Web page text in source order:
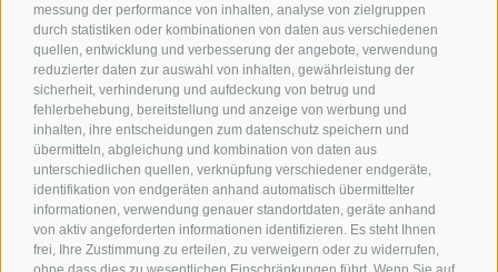
messung der performance von inhalten, analyse von zielgruppen
durch statistiken oder kombinationen von daten aus verschiedenen
quellen, entwicklung und verbesserung der angebote, verwendung
reduzierter daten zur auswahl von inhalten, gewährleistung der
sicherheit, verhinderung und aufdeckung von betrug und
fehlerbehebung, bereitstellung und anzeige von werbung und
inhalten, ihre entscheidungen zum datenschutz speichern und
übermitteln, abgleichung und kombination von daten aus
unterschiedlichen quellen, verknüpfung verschiedener endgeräte,
identifikation von endgeräten anhand automatisch übermittelter
informationen, verwendung genauer standortdaten, geräte anhand
von aktiv angeforderten informationen identifizieren. Es steht Ihnen
frei, Ihre Zustimmung zu erteilen, zu verweigern oder zu widerrufen,
Tourist Info Leifers
Branzoll Pfatten
J.-F.-Kennedy-Str. 88
39055 Leifers
Tel.+39 0471 950 420
info@laives-leifers.it